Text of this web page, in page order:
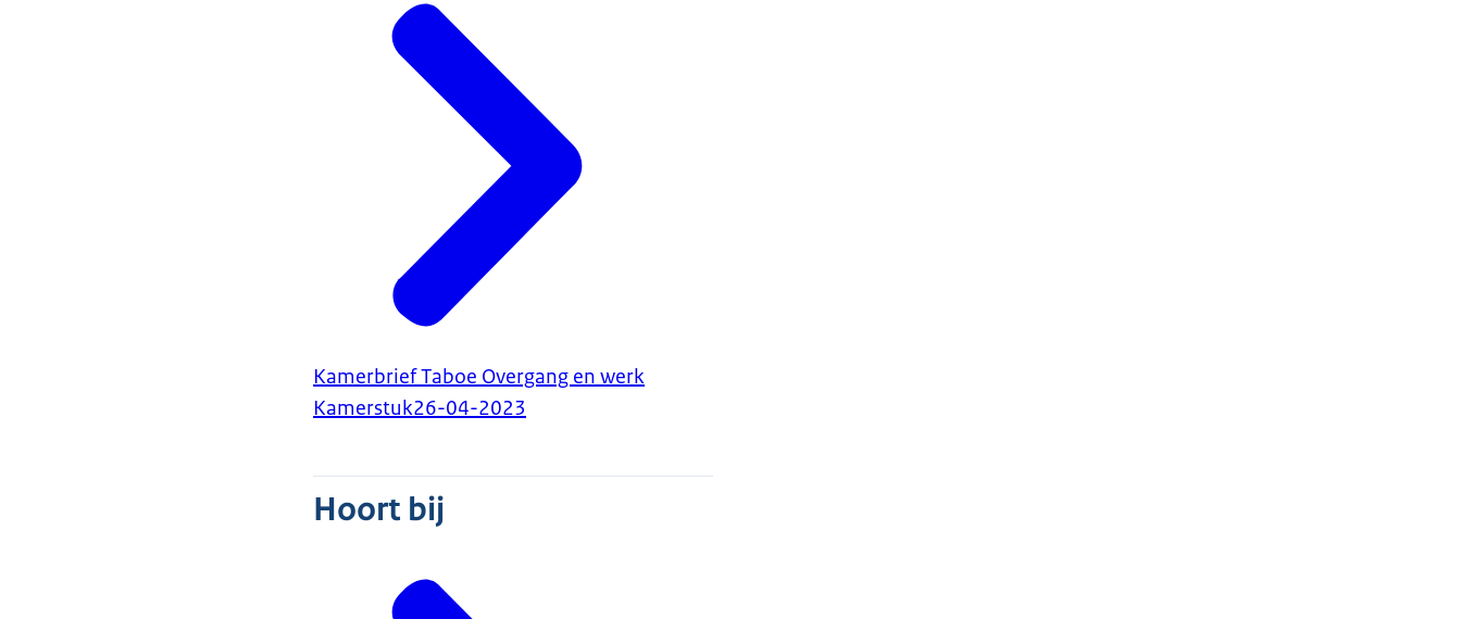
Kamerbrief Taboe Overgang en werk
Kamerstuk26-04-2023
Hoort bij